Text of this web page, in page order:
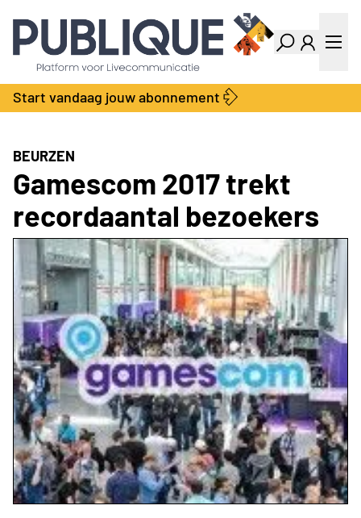
Industry Dashboard
Vacatures
Kalender
Producten
Bedrijvengids
Locatie Finder
Contact
Adverteren
Abonnementen
Start vandaag jouw abonnement
BEURZEN
Gamescom 2017 trekt
recordaantal bezoekers